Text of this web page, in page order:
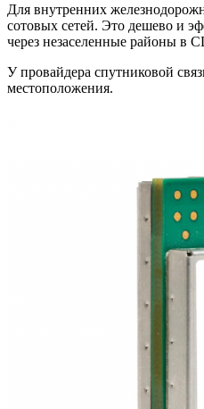
Для внутренних
сотовых сетей. Это дешево и
через незаселенные районы в
У провайдера спутниковой
местоположения.